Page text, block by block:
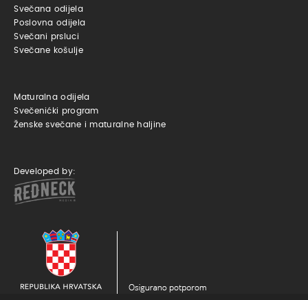
Svečana odijela
Poslovna odijela
Svečani prsluci
Svečane košulje
Maturalna odijela
Svečenićki program
Ženske svečane i maturalne haljine
Developed by: